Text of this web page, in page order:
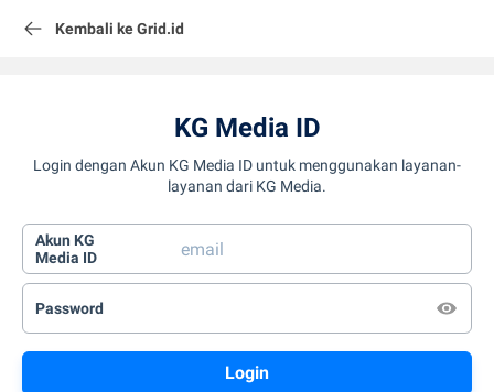
Kembali ke Grid.id
KG Media ID
Login dengan Akun KG Media ID untuk menggunakan layanan-
layanan dari KG Media.
Akun KG
Media ID
Password